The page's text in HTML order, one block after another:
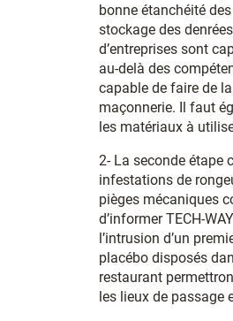
bonne étanchéité
stockage des
d’entreprises sont
au-delà des
capable de faire de
maçonnerie. Il faut
les matériaux à
2- La seconde étape
infestations de
pièges mécaniques
d’informer TECH-
l’intrusion d’un
placébo disposés
restaurant
les lieux de passage